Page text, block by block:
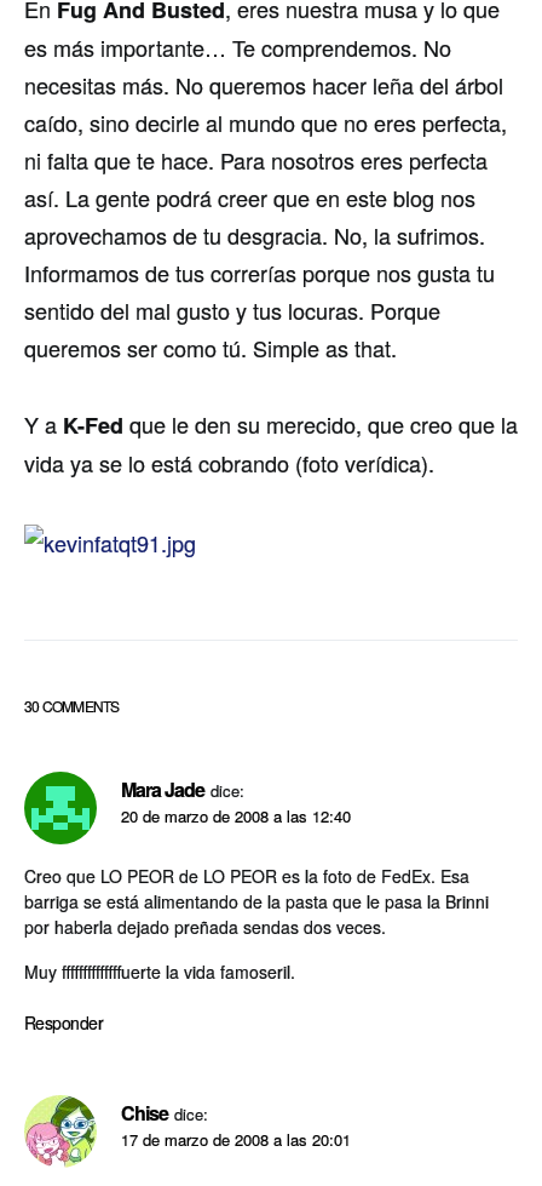
En Fug And Busted, eres nuestra musa y lo que
es más importante… Te comprendemos. No
necesitas más. No queremos hacer leña del árbol
caí­do, sino decirle al mundo que no eres perfecta,
ni falta que te hace. Para nosotros eres perfecta
así­. La gente podrá creer que en este blog nos
aprovechamos de tu desgracia. No, la sufrimos.
Informamos de tus correrí­as porque nos gusta tu
sentido del mal gusto y tus locuras. Porque
queremos ser como tú. Simple as that.
Y a K-Fed que le den su merecido, que creo que la
vida ya se lo está cobrando (foto verí­dica).
30 COMMENTS
Mara Jade dice:
20 de marzo de 2008 a las 12:40
Creo que LO PEOR de LO PEOR es la foto de FedEx. Esa
barriga se está alimentando de la pasta que le pasa la Brinni
por haberla dejado preñada sendas dos veces.
Muy ffffffffffffffuerte la vida famoseril.
Responder
Chise dice:
17 de marzo de 2008 a las 20:01